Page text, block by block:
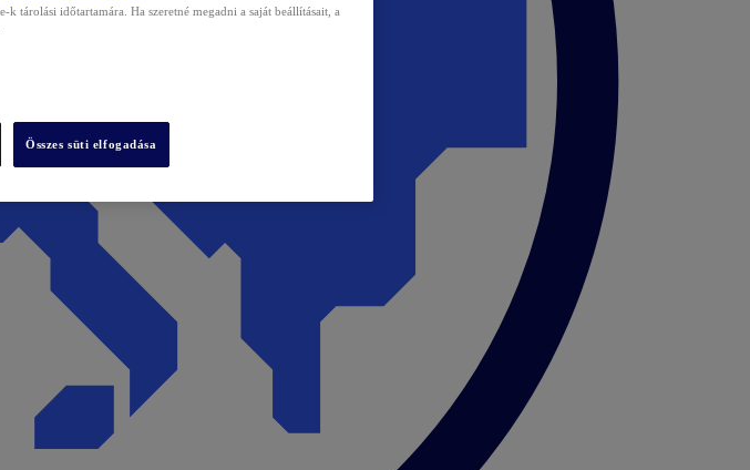
tárolási időtartamára. Ha szeretné megadni a saját beállításait, a
Összes süti elfogadása